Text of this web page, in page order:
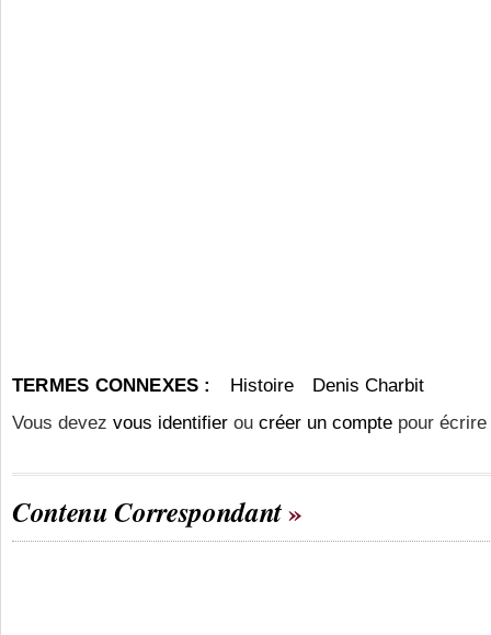
TERMES CONNEXES : Histoire
Denis Charbit
Vous devez vous identifier ou créer un compte pour
Contenu Correspondant